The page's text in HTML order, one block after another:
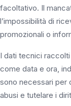
facoltativo. Il
l’impossibilità di
promozionali o
I dati tecnici
come data e ora,
sono necessari per
abusi e tutelare i